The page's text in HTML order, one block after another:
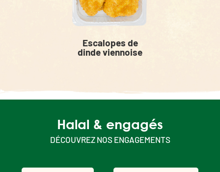
Escalopes de
dinde viennoise
Halal & engagés
DÉCOUVREZ NOS ENGAGEMENTS